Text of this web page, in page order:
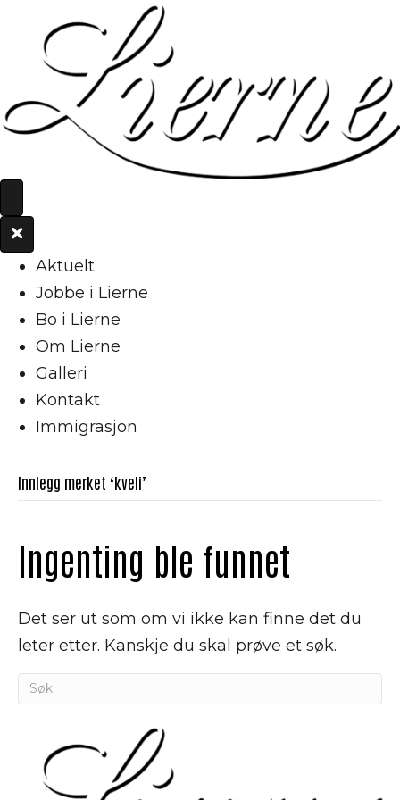
Aktuelt
Jobbe i Lierne
Bo i Lierne
Om Lierne
Galleri
Kontakt
Immigrasjon
Innlegg merket ‘kveli’
Ingenting ble funnet
Det ser ut som om vi ikke kan finne det du
leter etter. Kanskje du skal prøve et søk.